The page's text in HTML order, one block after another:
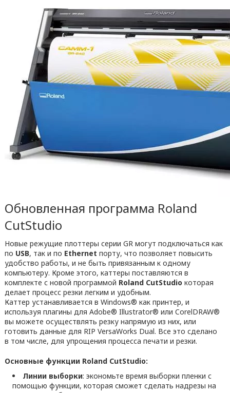
Обновленная программа Roland
CutStudio
Новые режущие плоттеры серии GR могут подключаться как
по USB, так и по Ethernet порту, что позволяет повысить
удобство работы, и не быть привязанным к одному
компьютеру. Кроме этого, каттеры поставляются в
комплекте с новой программой Roland CutStudio которая
делает процесс резки легким и удобным.
Каттер устанавливается в Windows® как принтер, и
используя плагины для Adobe® Illustrator® или CorelDRAW®
вы можете осуществлять резку напрямую из них, или
готовить данные для RIP VersaWorks Dual. Все это сделано
в том числе, для упрощения процесса печати и резки.
Основные функции Roland CutStudio:
Линии выборки: экономьте время выборки пленки с
помощью функции, которая сможет сделать надрезы на